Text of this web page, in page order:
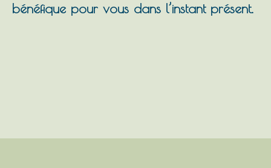
bénéfique pour vous dans l’instant présent.